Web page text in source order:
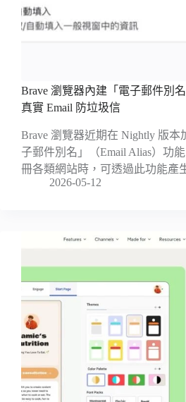
Brave 瀏覽器內建「電子郵件別
真實 Email 防垃圾信
Brave 瀏覽器近期在 Nightly 版本
子郵件別名」（Email Alias）功
冊各類網站時，可透過此功能產
2026-05-12